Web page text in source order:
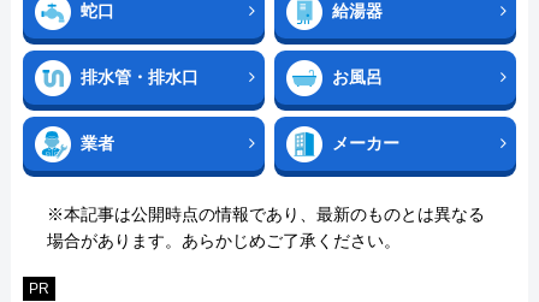
蛇口 給湯器
排水管・排水口 お風呂
業者 メーカー
※本記事は公開時点の情報であり、最新のものとは異なる
場合があります。あらかじめご了承ください。
PR